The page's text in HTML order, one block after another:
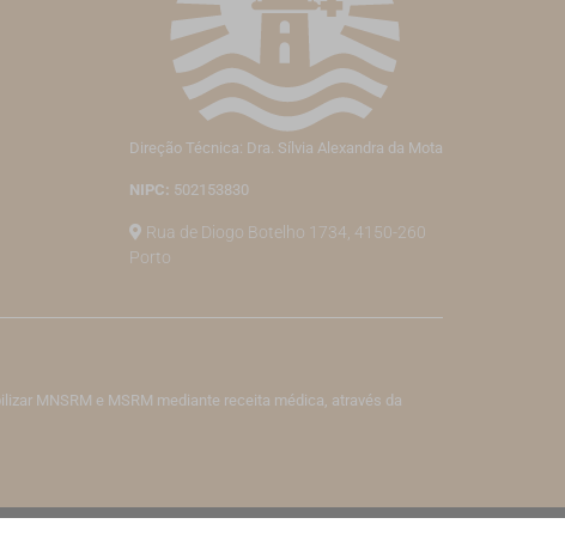
Direção Técnica: Dra. Sílvia Alexandra da Mota
NIPC: 502153830
Rua de Diogo Botelho 1734, 4150-260
Porto
MNSRM e MSRM mediante receita médica, através da